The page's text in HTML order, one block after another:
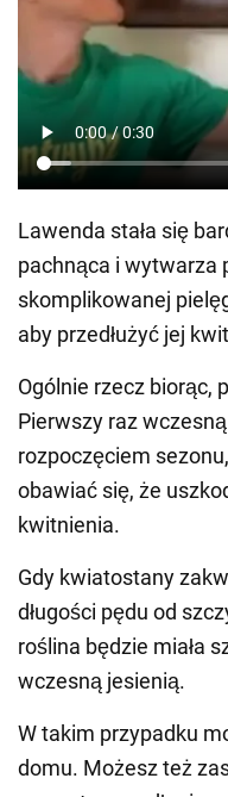
Lawenda stała się
pachnąca i wytwarza
skomplikowanej
aby przedłużyć jej
Ogólnie rzecz biorąc,
Pierwszy raz
rozpoczęciem
obawiać się, że
kwitnienia.
Gdy kwiatostany
długości pędu od
roślina będzie miała
wczesną jesienią.
W takim przypadku
domu. Możesz też